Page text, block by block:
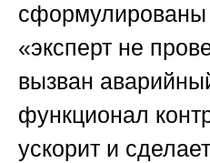
«эксперт не
вызван
функционал
ускорит и